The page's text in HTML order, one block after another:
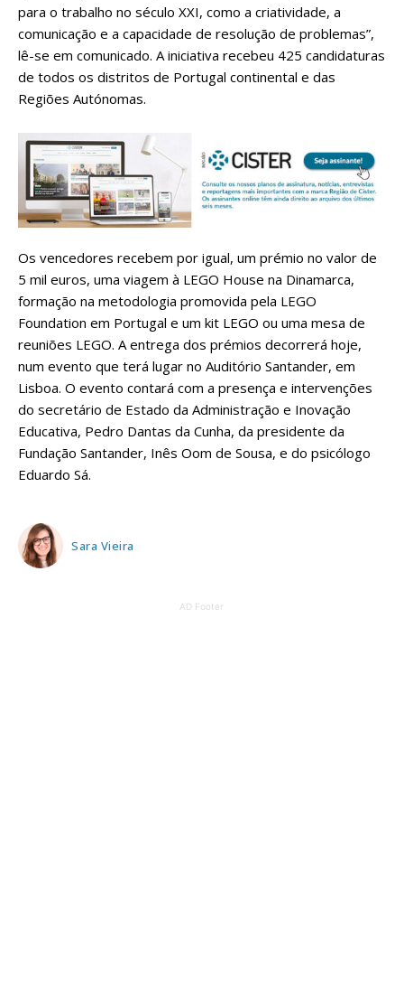
para o trabalho no século XXI, como a criatividade, a
comunicação e a capacidade de resolução de problemas”,
lê-se em comunicado. A iniciativa recebeu 425 candidaturas
de todos os distritos de Portugal continental e das
Regiões Autónomas.
Os vencedores recebem por igual, um prémio no valor de
5 mil euros, uma viagem à LEGO House na Dinamarca,
formação na metodologia promovida pela LEGO
Foundation em Portugal e um kit LEGO ou uma mesa de
reuniões LEGO. A entrega dos prémios decorrerá hoje,
num evento que terá lugar no Auditório Santander, em
Lisboa. O evento contará com a presença e intervenções
do secretário de Estado da Administração e Inovação
Educativa, Pedro Dantas da Cunha, da presidente da
Fundação Santander, Inês Oom de Sousa, e do psicólogo
Eduardo Sá.
Sara Vieira
AD Footer